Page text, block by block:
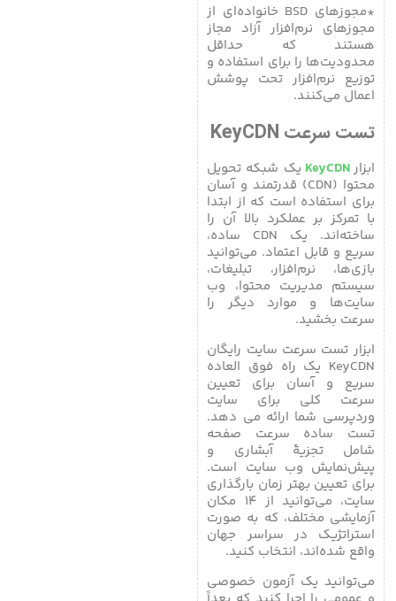
*مجوزهای BSD خانواده‌ای از
مجوزهای نرم‌افزار آزاد مجاز
هستند که حداقل
محدودیت‌ها را برای استفاده و
توزیع نرم‌افزار تحت پوشش
اعمال می‌کنند.
تست سرعت KeyCDN
ابزارKeyCDN یک شبکه تحویل
محتوا (CDN) قدرتمند و آسان
برای استفاده است که از ابتدا
با تمرکز بر عملکرد بالا آن را
ساخته‌اند. یک CDN ساده،
سریع و قابل اعتماد. می‌توانید
بازی‌ها، نرم‌افزار، تبلیغات،
سیستم مدیریت محتوا، وب
سایت‌ها و موارد دیگر را
سرعت بخشید.
ابزار تست سرعت سایت رایگان
KeyCDN یک راه فوق العاده
سریع و آسان برای تعیین
سرعت کلی برای سایت
وردپرسی شما ارائه می دهد.
تست ساده سرعت صفحه
شامل تجزیۀ آبشاری و
پیش‌نمایش وب سایت است.
برای تعیین بهتر زمان بارگذاری
سایت، می‌توانید از ۱۴ مکان
آزمایشی مختلف، که به صورت
استراتژیک در سراسر جهان
واقع شده‌اند، انتخاب کنید.
می‌توانید یک آزمون خصوصی